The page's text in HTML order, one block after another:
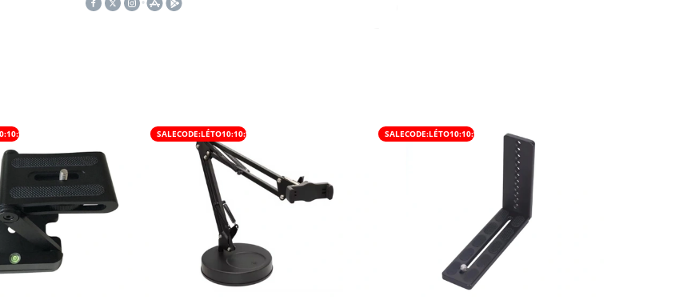
SALECODE:LÉTO10:10:% SALECODE:LÉTO10:10:%